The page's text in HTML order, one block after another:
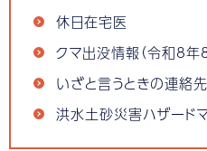
休日在宅医
クマ出没情報（令和8
いざと言うときの連絡先
洪水土砂災害ハザード